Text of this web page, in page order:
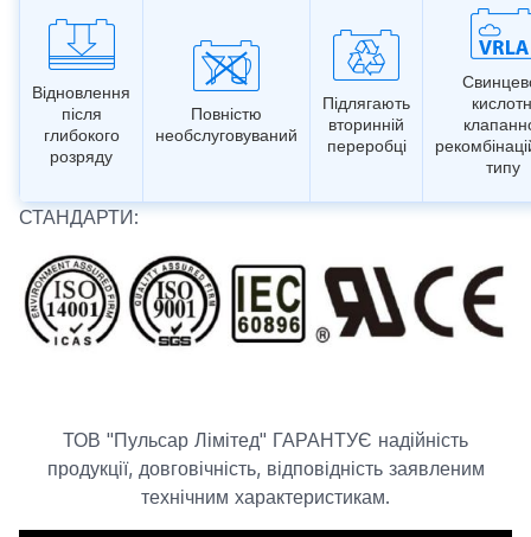
Відновлення
після
глибокого
розряду
Повністю
необслуговуваний
Підлягають
вторинній
переробці
типу
СТАНДАРТИ:
ТОВ "Пульсар Лімітед" ГАРАНТУЄ надійність
продукції, довговічність, відповідність заявленим
технічним характеристикам.